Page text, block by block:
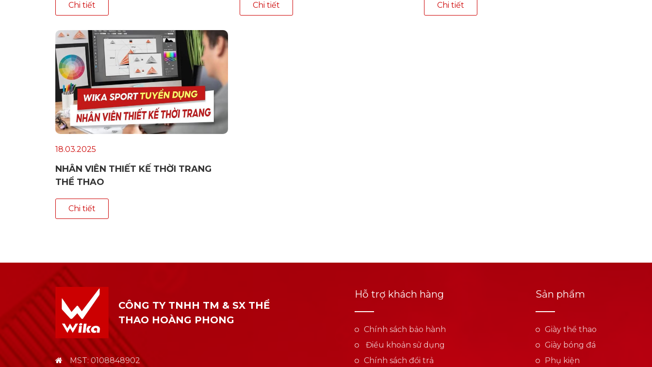
Chi tiết Chi tiết Chi tiết
18.03.2025
NHÂN VIÊN THIẾT KẾ THỜI TRANG
THỂ THAO
Chi tiết
CÔNG TY TNHH TM & SX THỂ
THAO HOÀNG PHONG
MST: 0108848902
Hỗ trợ khách hàng
Chính sách bảo hành
Điều khoản sử dụng
Chính sách đổi trả
Sản phẩm
Giày thể thao
Giày bóng đá
Phụ kiện